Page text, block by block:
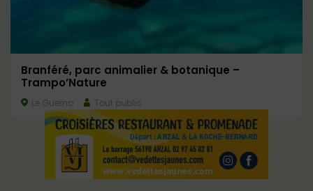
Branféré, parc animalier & botanique –
Trampo’Nature
Le Guerno Tout public